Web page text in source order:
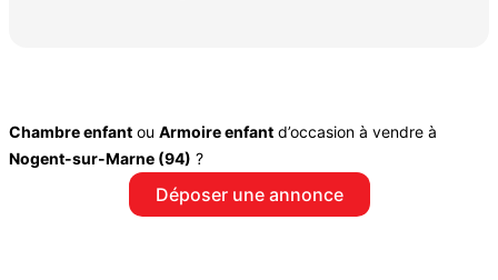
Chambre enfant ou Armoire enfant d’occasion à vendre à
Nogent-sur-Marne (94) ?
Déposer une annonce